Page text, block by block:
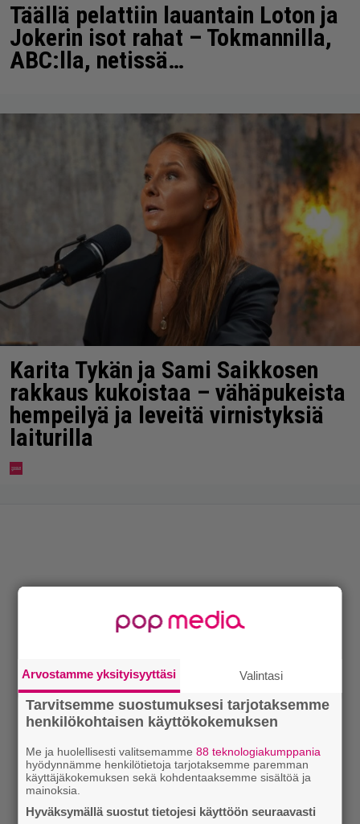
Täällä pelattiin lauantain Loton ja
Jokerin isot rahat – Tokmannilla,
ABC:lla, netissä…
Karita Tykän ja Sami Saikkosen
rakkaus kukoistaa – vähäpukeista
hempeilyä ja leveitä virnistyksiä
laiturilla
Arvostamme yksityisyyttäsi Valintasi
Tarvitsemme suostumuksesi tarjotaksemme
henkilökohtaisen käyttökokemuksen
Me ja huolellisesti valitsemamme88 teknologiakumppania
hyödynnämme henkilötietoja tarjotaksemme paremman
käyttäjäkokemuksen sekä kohdentaaksemme sisältöä ja
mainoksia.
Hyväksymällä suostut tietojesi käyttöön seuraavasti